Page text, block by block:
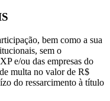
bem como a sua
sem o
e/ou das empresas do
multa no valor de R$
do ressarcimento à título